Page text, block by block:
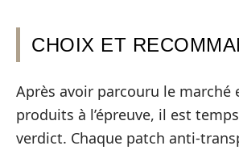
CHOIX ET
Après avoir parcouru le marché
produits à l’épreuve, il est
verdict. Chaque patch anti-